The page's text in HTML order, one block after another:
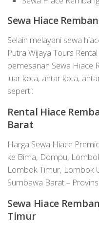
Sewa Hiace
Selain melayani sewa
Putra Wijaya Tours
pemesanan Sewa Hiace
luar kota, antar kota,
seperti:
Rental Hiace
Barat
Harga Sewa Hiace
ke Bima, Dompu,
Lombok Timur, Lombok
Sumbawa Barat –
Sewa Hiace
Timur